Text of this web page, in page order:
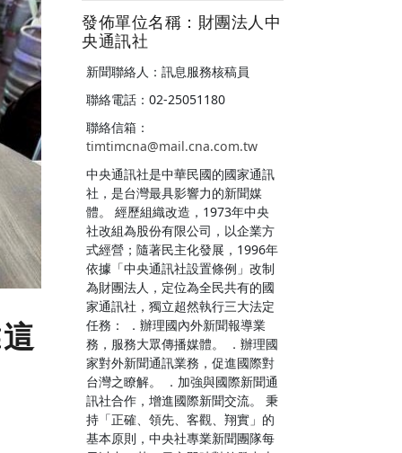
發佈單位名稱：財團法人中
央通訊社
新聞聯絡人：訊息服務核稿員
聯絡電話：02-25051180
聯絡信箱：
timtimcna@mail.cna.com.tw
中央通訊社是中華民國的國家通訊
社，是台灣最具影響力的新聞媒
體。 經歷組織改造，1973年中央
社改組為股份有限公司，以企業方
式經營；隨著民主化發展，1996年
依據「中央通訊社設置條例」改制
為財團法人，定位為全民共有的國
家通訊社，獨立超然執行三大法定
任務： ．辦理國內外新聞報導業
務，服務大眾傳播媒體。 ．辦理國
家對外新聞通訊業務，促進國際對
台灣之瞭解。 ．加強與國際新聞通
訊社合作，增進國際新聞交流。 秉
持「正確、領先、客觀、翔實」的
基本原則，中央社專業新聞團隊每